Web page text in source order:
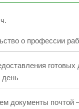
о профессии
готовых
документы почтой